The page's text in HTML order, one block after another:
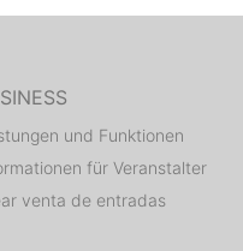
und Funktionen
für Veranstalter
venta de entradas